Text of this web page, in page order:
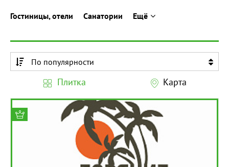
Гостиницы, отели Санатории Ещё
По популярности
По алфавиту
По алфавиту
Плитка Карта